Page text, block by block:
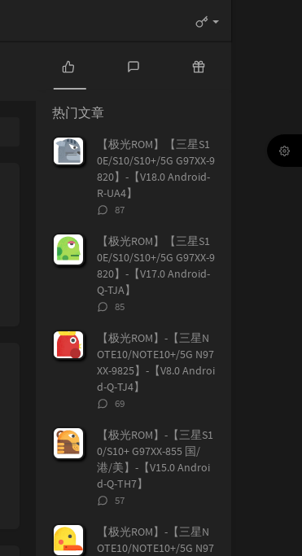
热
门
文
章
论
章
热门文章
【极光ROM】【三星S1
0E/S10/S10+/5G G97XX-9
820】-【V18.0 Android-
R-UA4】
评
数：
87
【极光ROM】【三星S1
0E/S10/S10+/5G G97XX-9
820】-【V17.0 Android-
Q-TJA】
评
数：
85
【极光ROM】-【三星N
OTE10/NOTE10+/5G N97
XX-9825】-【V8.0 Androi
d-Q-TJ4】
评
数：
69
【极光ROM】-【三星S1
0/S10+ G97XX-855 国/
港/美】-【V15.0 Androi
d-Q-TH7】
评
数：
57
【极光ROM】-【三星N
OTE10/NOTE10+/5G N97